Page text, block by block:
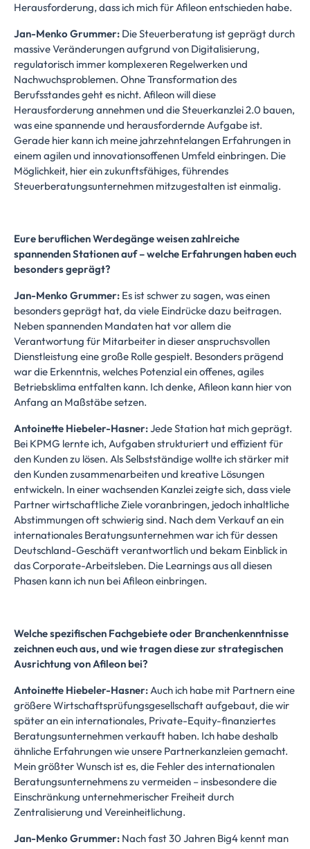
Herausforderung, dass ich mich für Afileon entschieden habe.
Jan-Menko Grummer: Die Steuerberatung ist geprägt durch
massive Veränderungen aufgrund von Digitalisierung,
regulatorisch immer komplexeren Regelwerken und
Nachwuchsproblemen. Ohne Transformation des
Berufsstandes geht es nicht. Afileon will diese
Herausforderung annehmen und die Steuerkanzlei 2.0 bauen,
was eine spannende und herausfordernde Aufgabe ist.
Gerade hier kann ich meine jahrzehntelangen Erfahrungen in
einem agilen und innovationsoffenen Umfeld einbringen. Die
Möglichkeit, hier ein zukunftsfähiges, führendes
Steuerberatungsunternehmen mitzugestalten ist einmalig.
Eure beruflichen Werdegänge weisen zahlreiche
spannenden Stationen auf – welche Erfahrungen haben euch
besonders geprägt?
Jan-Menko Grummer: Es ist schwer zu sagen, was einen
besonders geprägt hat, da viele Eindrücke dazu beitragen.
Neben spannenden Mandaten hat vor allem die
Verantwortung für Mitarbeiter in dieser anspruchsvollen
Dienstleistung eine große Rolle gespielt. Besonders prägend
war die Erkenntnis, welches Potenzial ein offenes, agiles
Betriebsklima entfalten kann. Ich denke, Afileon kann hier von
Anfang an Maßstäbe setzen.
Antoinette Hiebeler-Hasner:Jede Station hat mich geprägt.
Bei KPMG lernte ich, Aufgaben strukturiert und effizient für
den Kunden zu lösen. Als Selbstständige wollte ich stärker mit
den Kunden zusammenarbeiten und kreative Lösungen
entwickeln. In einer wachsenden Kanzlei zeigte sich, dass viele
Partner wirtschaftliche Ziele voranbringen, jedoch inhaltliche
Abstimmungen oft schwierig sind. Nach dem Verkauf an ein
internationales Beratungsunternehmen war ich für dessen
Deutschland-Geschäft verantwortlich und bekam Einblick in
das Corporate-Arbeitsleben. Die Learnings aus all diesen
Phasen kann ich nun bei Afileon einbringen.
Welche spezifischen Fachgebiete oder Branchenkenntnisse
zeichnen euch aus, und wie tragen diese zur strategischen
Ausrichtung von Afileon bei?
Antoinette Hiebeler-Hasner:Auch ich habe mit Partnern eine
größere Wirtschaftsprüfungsgesellschaft aufgebaut, die wir
später an ein internationales, Private-Equity-finanziertes
Beratungsunternehmen verkauft haben. Ich habe deshalb
ähnliche Erfahrungen wie unsere Partnerkanzleien gemacht.
Mein größter Wunsch ist es, die Fehler des internationalen
Beratungsunternehmens zu vermeiden – insbesondere die
Einschränkung unternehmerischer Freiheit durch
Zentralisierung und Vereinheitlichung.
Jan-Menko Grummer: Nach fast 30 Jahren Big4 kennt man